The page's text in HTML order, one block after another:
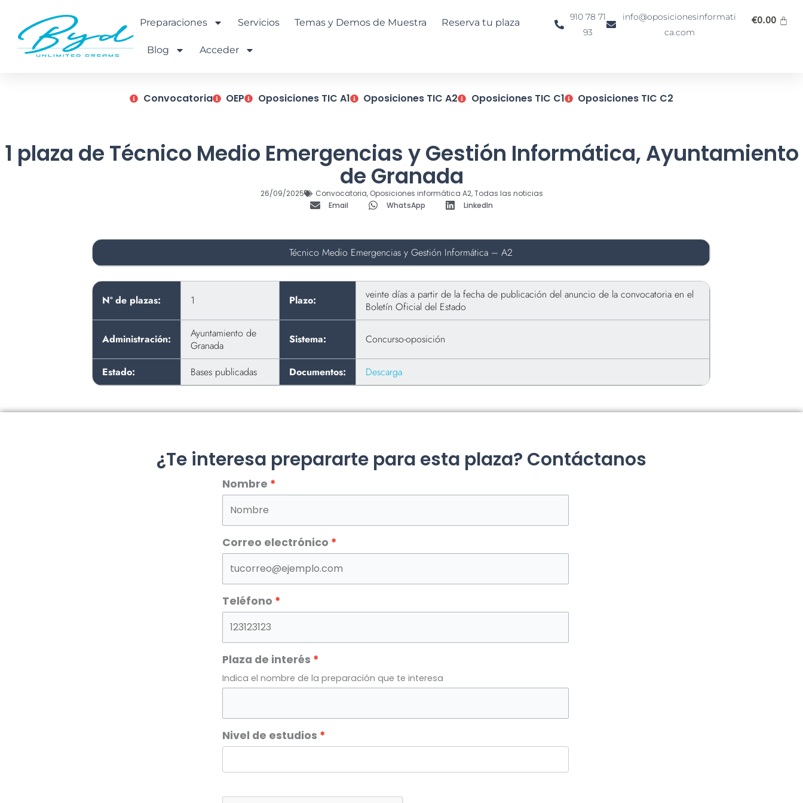
contenido
Preparaciones Servicios Temas y Demos de Muestra Reserva tu plaza
Blog Acceder
910 78 71
93
info@oposicionesinformati
ca.com
€0.00
Convocatoria OEP Oposiciones TIC A1 Oposiciones TIC A2 Oposiciones TIC C1 Oposiciones TIC C2
1 plaza de Técnico Medio Emergencias y Gestión Informática, Ayuntamiento
de Granada
26/09/2025 Convocatoria, Oposiciones informática A2,Todas las noticias
Email
WhatsApp LinkedIn
Técnico Medio Emergencias y Gestión Informática – A2
Nº de plazas: 1 Plazo:
veinte días a partir de la fecha de publicación del anuncio de la convocatoria en el
Boletín Oficial del Estado
Administración:
Ayuntamiento de
Granada
Sistema: Concurso-oposición
Estado: Bases publicadas Documentos: Descarga
¿Te interesa prepararte para esta plaza? Contáctanos
Nombre
Correo electrónico
Teléfono
Plaza de interés
Indica el nombre de la preparación que te interesa
Nivel de estudios